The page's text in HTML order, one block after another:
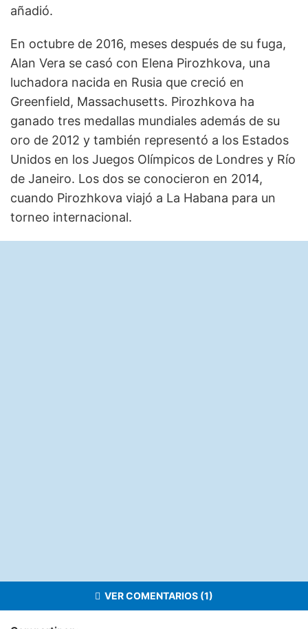
añadió.
En octubre de 2016, meses después de su fuga,
Alan Vera se casó con Elena Pirozhkova, una
luchadora nacida en Rusia que creció en
Greenfield, Massachusetts. Pirozhkova ha
ganado tres medallas mundiales además de su
oro de 2012 y también representó a los Estados
Unidos en los Juegos Olímpicos de Londres y Río
de Janeiro. Los dos se conocieron en 2014,
cuando Pirozhkova viajó a La Habana para un
torneo internacional.
VER COMENTARIOS (1)